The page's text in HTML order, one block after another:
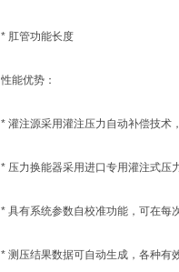
* 肛管功能长度
性能优势：
* 灌注源采用灌注压力自动补偿技术
* 压力换能器采用进口专用灌注式压
* 具有系统参数自校准功能，可在每
* 测压结果数据可自动生成，各种有